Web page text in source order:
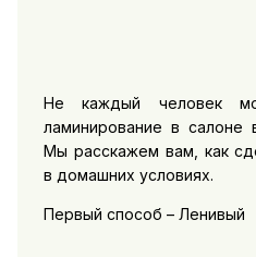
Не каждый человек
ламинирование в салоне
Мы расскажем вам, как
в домашних условиях.
Первый способ – Ленивый